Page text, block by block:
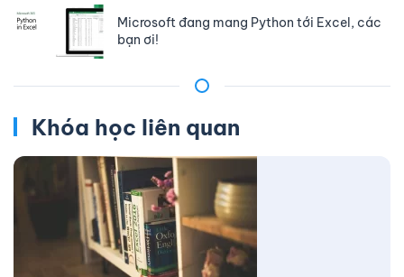
Microsoft đang mang Python tới Excel, các
bạn ơi!
Khóa học liên quan